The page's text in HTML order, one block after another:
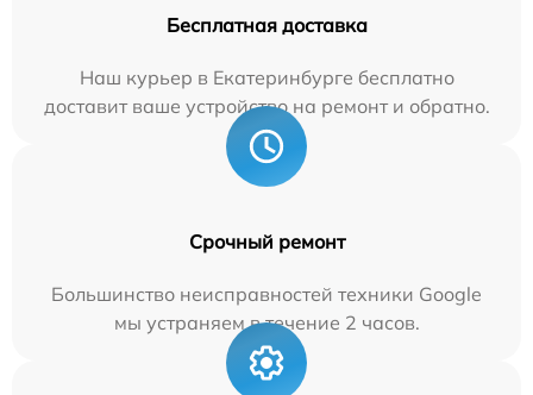
Бесплатная доставка
Наш курьер в Екатеринбурге бесплатно
доставит ваше устройство на ремонт и обратно.
Срочный ремонт
Большинство неисправностей техники Google
мы устраняем в течение 2 часов.